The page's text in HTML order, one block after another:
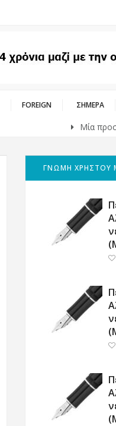
FOREIGN ΣΗΜΕΡΑ
Μία προσέγγιση
ΓΝΩΜΗ ΧΡΗΣΤΟΥ